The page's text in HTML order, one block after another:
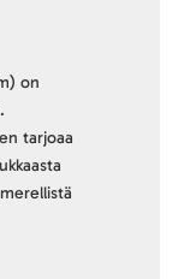
on
tarjoaa